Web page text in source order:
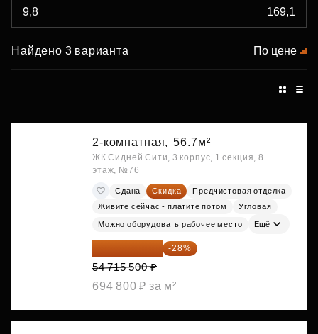
Найдено 3 варианта По цене
2-комнатная, 56.7м²
ЖК Сидней Сити, 3 корпус, 1 секция, 8
этаж, №76
Сдана Скидка
Предчистовая отделка
Живите сейчас - платите потом
Угловая
Можно оборудовать рабочее место Ещё
39 395 160 ₽ -28%
54 715 500 ₽
694 800 ₽ за м²